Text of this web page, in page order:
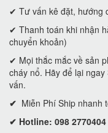
✔ Tư vấn kê đặt, hướng
✔ Thanh toán khi nhận
chuyển khoản)
✔ Mọi thắc mắc về sản
cháy nổ. Hãy để lại
vấn.
✔ Miễn Phí Ship nhanh
✔ Hotline: 098